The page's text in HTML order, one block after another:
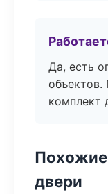
Да, есть
комплект
Похожие
двери